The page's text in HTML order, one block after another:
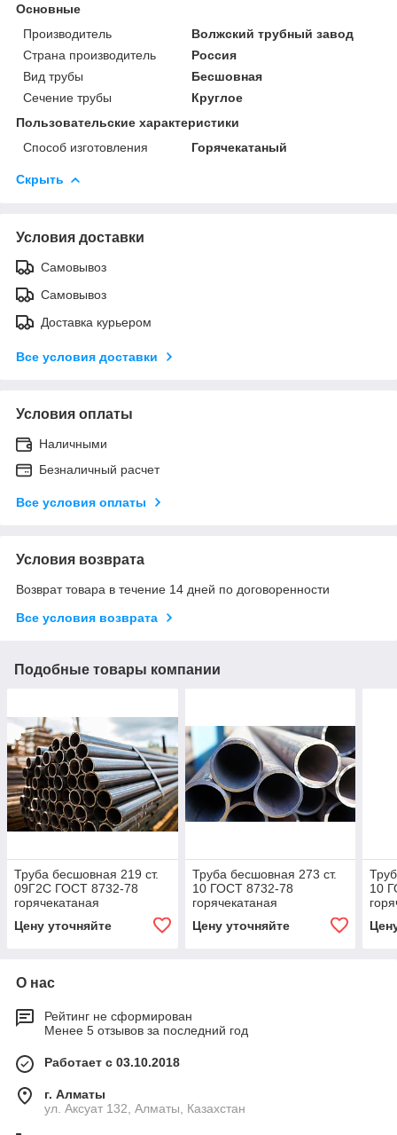
Основные
Производитель
Волжский трубный завод
Страна производитель
Россия
Вид трубы
Бесшовная
Сечение трубы
Круглое
Пользовательские характеристики
Способ изготовления
Горячекатаный
Скрыть
Условия доставки
Самовывоз
Самовывоз
Доставка курьером
Все условия доставки
Условия оплаты
Наличными
Безналичный расчет
Все условия оплаты
Условия возврата
Возврат товара в течение 14 дней по договоренности
Все условия возврата
Подобные товары компании
Труба бесшовная 219 ст.
09Г2С ГОСТ 8732-78
горячекатаная
Цену уточняйте
Труба бесшовная 273 ст.
10 ГОСТ 8732-78
горячекатаная
Цену уточняйте
10
О нас
Рейтинг не сформирован
Менее 5 отзывов за последний год
Работает с 03.10.2018
г. Алматы
ул. Аксуат 132, Алматы, Казахстан